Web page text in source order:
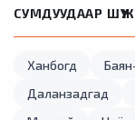
СУМДУУДААР ШҮҮЖ
Ханбогд
Даланзадгад